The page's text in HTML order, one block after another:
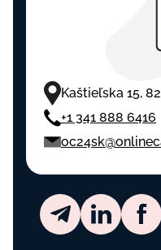
Kaštieľska 15,
+1 341 888 6416